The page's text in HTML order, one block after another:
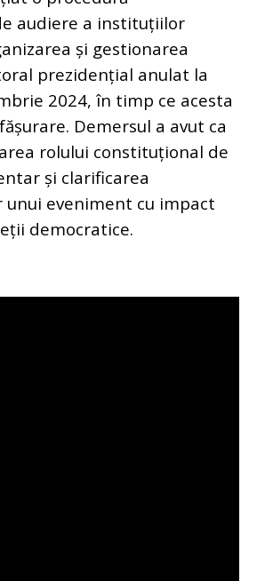
audiere a instituțiilor
și gestionarea
prezidențial anulat la
2024, în timp ce acesta
Demersul a avut ca
rolului constituțional de
și clarificarea
eveniment cu impact
democratice.